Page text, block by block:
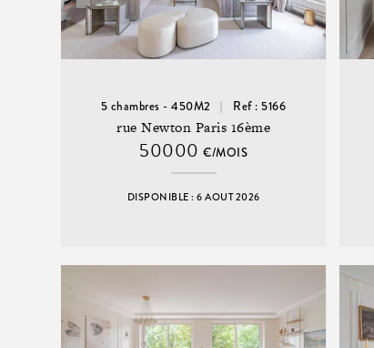
5 chambres - 450M2 Ref : 5166
rue Newton Paris 16ème
50000€/MOIS
DISPONIBLE : 6 AOUT 2026